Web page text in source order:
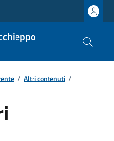
/ Altri contenuti /